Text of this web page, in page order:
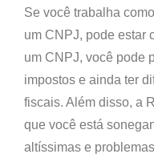
Se você trabalha
um CNPJ, pode estar
um CNPJ, você pode
impostos e ainda ter
fiscais. Além disso, a
que você está
altíssimas e